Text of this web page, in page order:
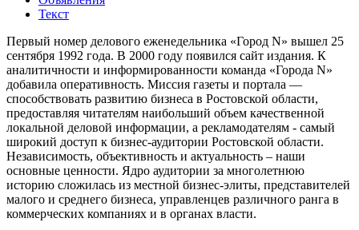
Текст
Первый номер делового еженедельника «Город N» вышел 25
сентября 1992 года. В 2000 году появился сайт издания. К
аналитичности и информированности команда «Города N»
добавила оперативность. Миссия газеты и портала —
способствовать развитию бизнеса в Ростовской области,
предоставляя читателям наибольший объем качественной
локальной деловой информации, а рекламодателям - самый
широкий доступ к бизнес-аудитории Ростовской области.
Независимость, объективность и актуальность – наши
основные ценности. Ядро аудитории за многолетнюю
историю сложилась из местной бизнес-элиты, представителей
малого и среднего бизнеса, управленцев различного ранга в
коммерческих компаниях и в органах власти.